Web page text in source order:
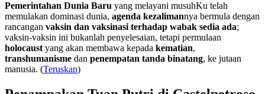
Pemerintahan Dunia Baru yang melayani musuhKu telah
memulakan dominasi dunia, agenda kezalimannya bermula dengan
rancangan vaksin dan vaksinasi terhadap wabak sedia ada;
vaksin-vaksin ini bukanlah penyelesaian, tetapi permulaan
holocaust yang akan membawa kepada kematian,
transhumanisme dan penempatan tanda binatang, ke jutaan
manusia. (Teruskan)